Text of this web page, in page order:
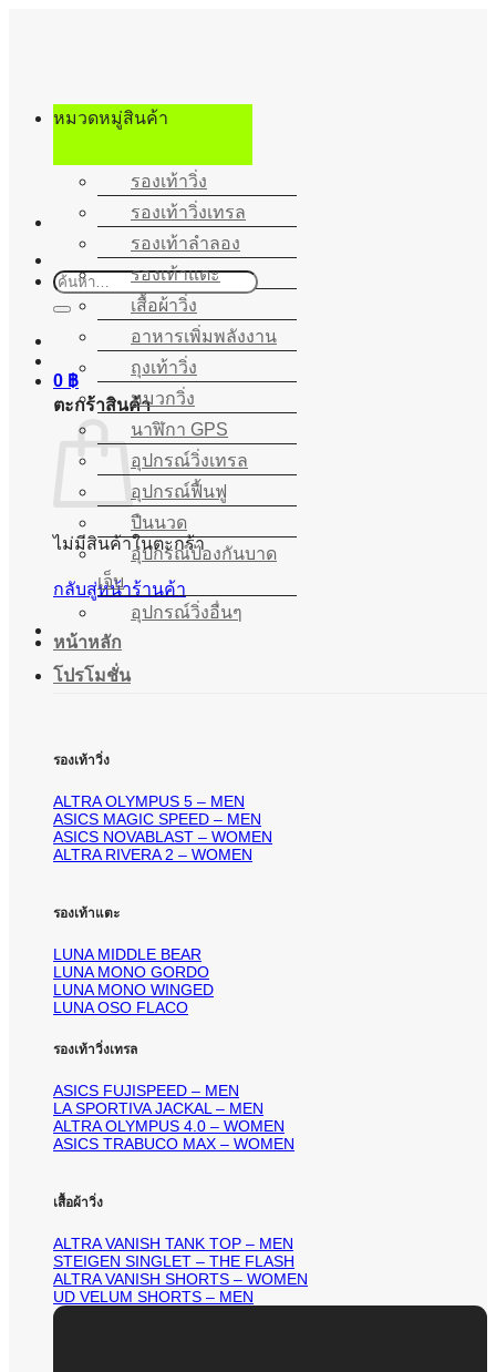
เนื้อหา
ค้นหา:
0 ฿
ตะกร้าสินค้า
ไม่มีสินค้าในตะกร้า
กลับสู่หน้าร้านค้า
หมวดหมู่สินค้า
รองเท้าวิ่ง
รองเท้าวิ่งเทรล
รองเท้าลำลอง
รองเท้าแตะ
เสื้อผ้าวิ่ง
อาหารเพิ่มพลังงาน
ถุงเท้าวิ่ง
หมวกวิ่ง
นาฬิกา GPS
อุปกรณ์วิ่งเทรล
อุปกรณ์ฟื้นฟู
ปืนนวด
อุปกรณ์ป้องกันบาด
เจ็บ
อุปกรณ์วิ่งอื่นๆ
หน้าหลัก
โปรโมชั่น
รองเท้าวิ่ง
ALTRA OLYMPUS 5 – MEN
ASICS MAGIC SPEED – MEN
ASICS NOVABLAST – WOMEN
ALTRA RIVERA 2 – WOMEN
รองเท้าแตะ
LUNA MIDDLE BEAR
LUNA MONO GORDO
LUNA MONO WINGED
LUNA OSO FLACO
รองเท้าวิ่งเทรล
ASICS FUJISPEED – MEN
LA SPORTIVA JACKAL – MEN
ALTRA OLYMPUS 4.0 – WOMEN
ASICS TRABUCO MAX – WOMEN
เสื้อผ้าวิ่ง
ALTRA VANISH TANK TOP – MEN
STEIGEN SINGLET – THE FLASH
ALTRA VANISH SHORTS – WOMEN
UD VELUM SHORTS – MEN